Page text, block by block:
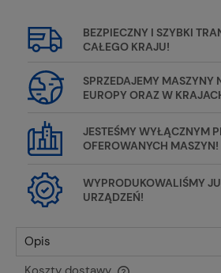
BEZPIECZNY I SZYBKI
CAŁEGO KRAJU!
SPRZEDAJEMY MASZYNY
EUROPY ORAZ W
JESTEŚMY WYŁĄCZNYM
OFEROWANYCH MASZYN!
WYPRODUKOWALIŚMY
URZĄDZEŃ!
Opis